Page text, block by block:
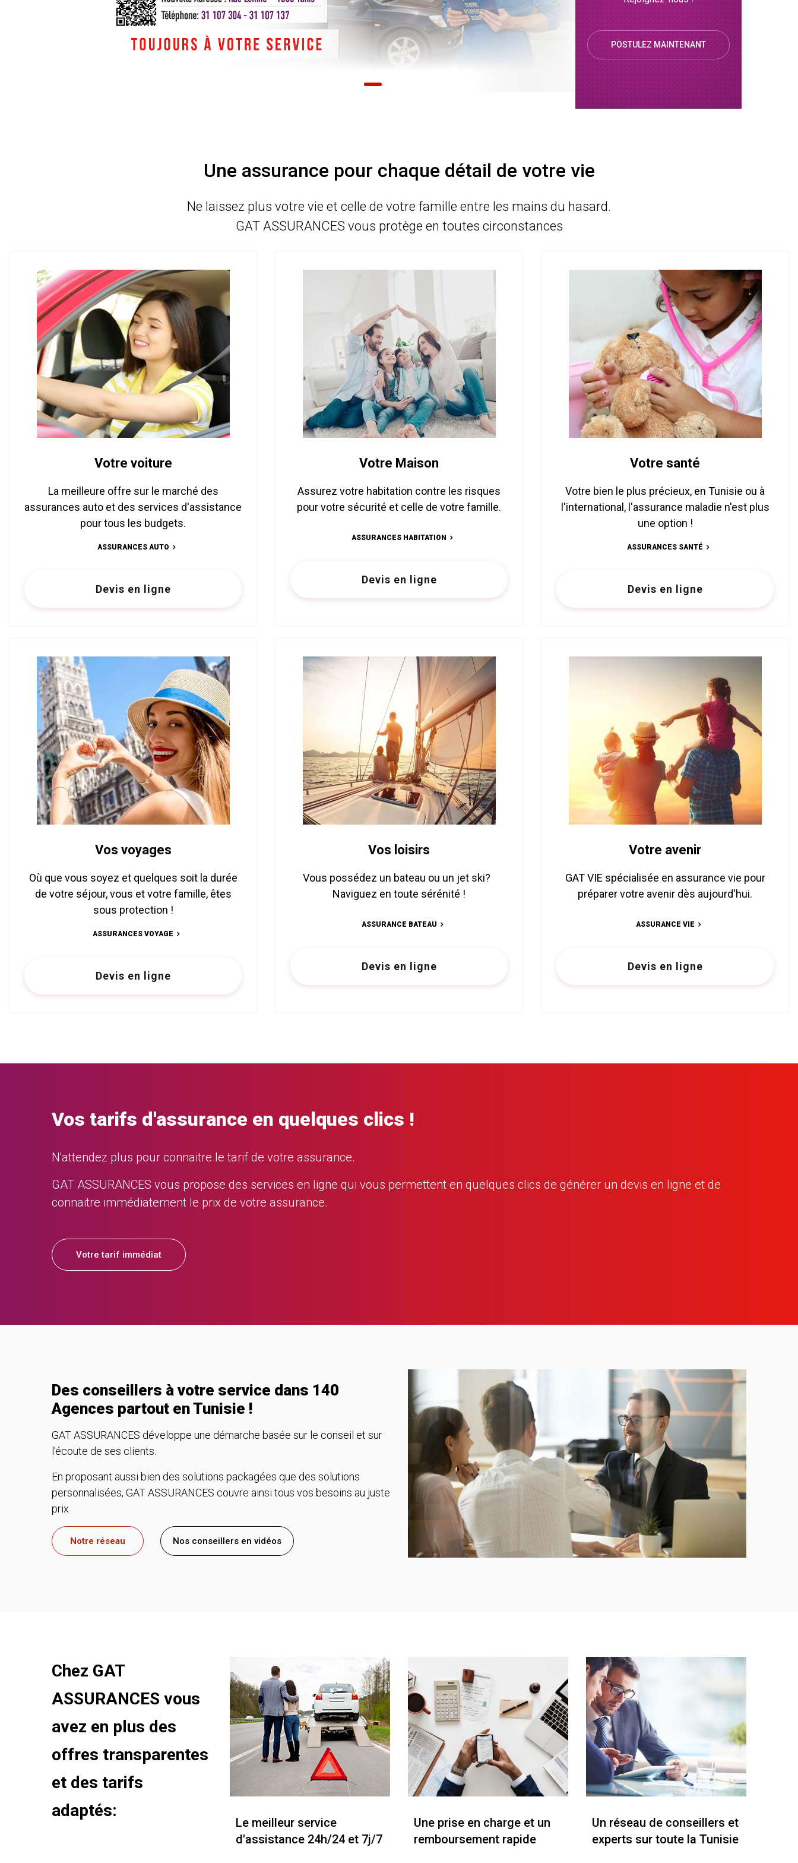
POSTULEZ MAINTENANT
Une assurance pour chaque détail de votre vie
Ne laissez plus votre vie et celle de votre famille entre les mains du hasard.
GAT ASSURANCES vous protège en toutes circonstances
Votre voiture
La meilleure offre sur le marché des
assurances auto et des services d'assistance
pour tous les budgets.
ASSURANCES AUTO
Devis en ligne
Votre Maison
Assurez votre habitation contre les risques
pour votre sécurité et celle de votre famille.
ASSURANCES HABITATION
Devis en ligne
Votre santé
Votre bien le plus précieux, en Tunisie ou à
l'international, l'assurance maladie n'est plus
une option !
ASSURANCES SANTÉ
Devis en ligne
Vos voyages
Où que vous soyez et quelques soit la durée
de votre séjour, vous et votre famille, êtes
sous protection !
ASSURANCES VOYAGE
Devis en ligne
Vos loisirs
Vous possédez un bateau ou un jet ski?
Naviguez en toute sérénité !
ASSURANCE BATEAU
Devis en ligne
Votre avenir
GAT VIE spécialisée en assurance vie pour
préparer votre avenir dès aujourd'hui.
ASSURANCE VIE
Devis en ligne
Vos tarifs d'assurance en quelques clics !
N'attendez plus pour connaitre le tarif de votre assurance.
GAT ASSURANCES vous propose des services en ligne qui vous permettent en quelques clics de générer un devis en ligne et de
connaitre immédiatement le prix de votre assurance.
Votre tarif immédiat
Des conseillers à votre service dans 140
Agences partout en Tunisie !
GAT ASSURANCES développe une démarche basée sur le conseil et sur
l'écoute de ses clients.
En proposant aussi bien des solutions packagées que des solutions
personnalisées, GAT ASSURANCES couvre ainsi tous vos besoins au juste
prix
Notre réseau Nos conseillers en vidéos
Chez GAT
ASSURANCES vous
avez en plus des
offres transparentes
et des tarifs
adaptés:
Le meilleur service
d'assistance 24h/24 et 7j/7
Une prise en charge et un
remboursement rapide
Un réseau de conseillers et
experts sur toute la Tunisie